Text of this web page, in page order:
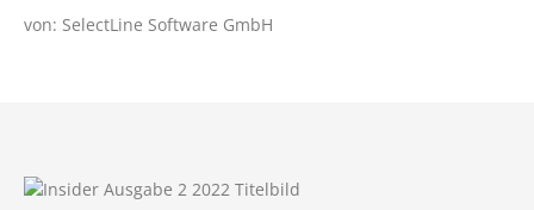
von: SelectLine Software GmbH